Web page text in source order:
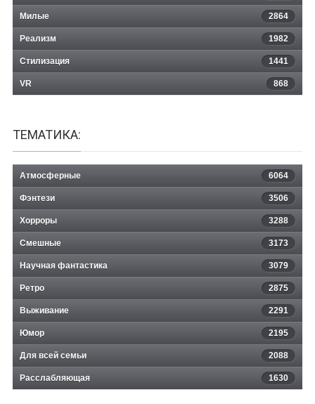
Милые 2864
Реализм 1982
Стилизация 1441
VR 868
ТЕМАТИКА:
Атмосферные 6064
Фэнтези 3506
Хорроры 3288
Смешные 3173
Научная фантастика 3079
Ретро 2875
Выживание 2291
Юмор 2195
Для всей семьи 2088
Расслабляющая 1630